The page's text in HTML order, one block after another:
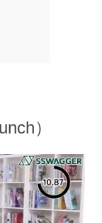
）